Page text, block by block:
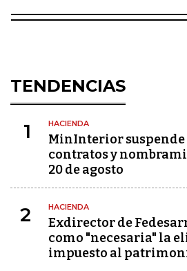
TENDENCIAS
1 HACIENDA
MinInterior suspende
contratos y
20 de agosto
2 HACIENDA
Exdirector de
como "necesaria" la
impuesto al